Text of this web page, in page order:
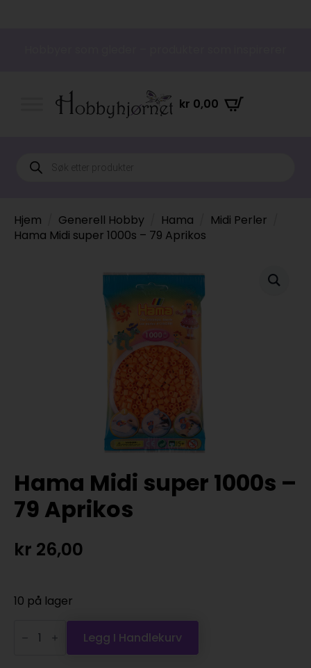
kr 0,00
Products
search
Hjem Generell Hobby Hama
Midi Perler
Hama Midi super 1000s – 79 Aprikos
Hama Midi super 1000s –
79 Aprikos
kr 26,00
10 på lager
super
Legg I Handlekurv